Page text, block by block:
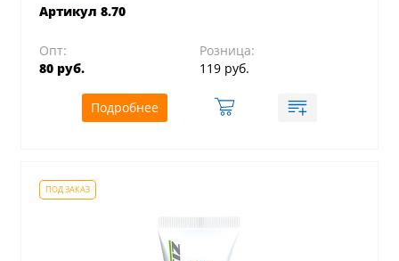
Артикул 8.70
Опт:
80 руб.
Розница:
119 руб.
Подробнее